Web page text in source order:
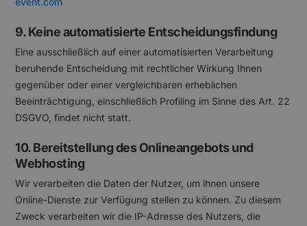
9. Keine automatisierte Entscheidungsfindung
Eine ausschließlich auf einer automatisierten Verarbeitung
beruhende Entscheidung mit rechtlicher Wirkung Ihnen
gegenüber oder einer vergleichbaren erheblichen
Beeinträchtigung, einschließlich Profiling im Sinne des Art. 22
DSGVO, findet nicht statt.
10. Bereitstellung des Onlineangebots und
Webhosting
Wir verarbeiten die Daten der Nutzer, um ihnen unsere
Online-Dienste zur Verfügung stellen zu können. Zu diesem
Zweck verarbeiten wir die IP-Adresse des Nutzers, die